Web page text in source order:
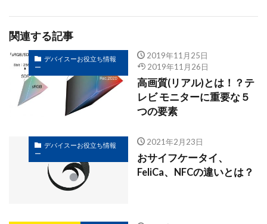
関連する記事
デバイスーお役立ち情報
ー
2019年11月25日
2019年11月26日
高画質(リアル)とは！？テ
レビ モニターに重要な５
つの要素
デバイスーお役立ち情報
ー
2021年2月23日
おサイフケータイ、
FeliCa、NFCの違いとは？